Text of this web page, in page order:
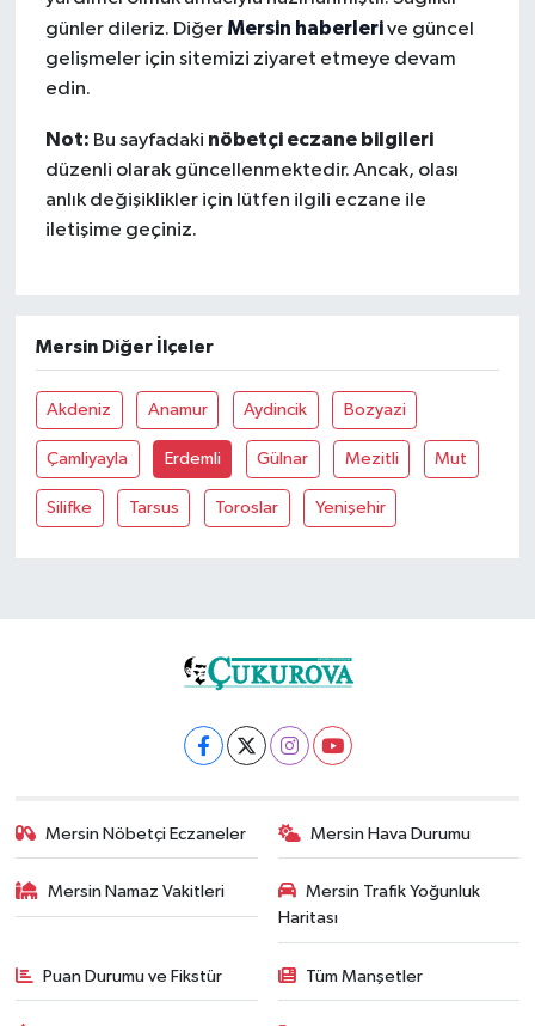
günler dileriz. Diğer Mersin haberlerive güncel
gelişmeler için sitemizi ziyaret etmeye devam
edin.
Not: Bu sayfadaki nöbetçi eczane bilgileri
düzenli olarak güncellenmektedir. Ancak, olası
anlık değişiklikler için lütfen ilgili eczane ile
iletişime geçiniz.
Mersin Diğer İlçeler
Akdeniz Anamur Aydincik Bozyazi
Çamliyayla Erdemli Gülnar Mezitli Mut
Silifke Tarsus Toroslar Yenişehir
Mersin Nöbetçi Eczaneler Mersin Hava Durumu
Mersin Namaz Vakitleri
Mersin Trafik Yoğunluk
Haritası
Puan Durumu ve Fikstür Tüm Manşetler